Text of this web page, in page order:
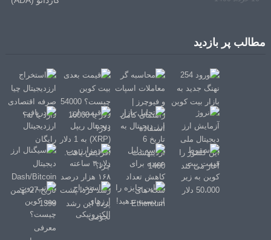
مطالب پر بازدید